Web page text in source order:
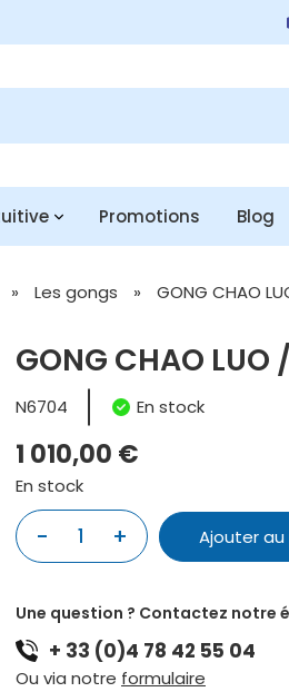
Promotions Blog
» Les gongs » GONG CHAO
GONG CHAO
N6704 En stock
1 010,00 €
En stock
-
quantité
GONG
CHAO
LUO
/
1 + Ajouter
Une question ? Contactez notre
+ 33 (0)4 78 42 55 04
Ou via notre formulaire